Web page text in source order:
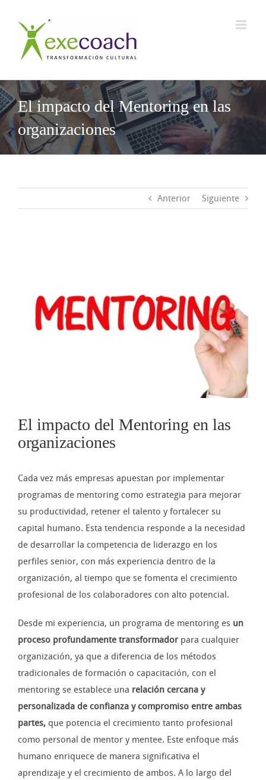
contenido
El impacto del Mentoring en las
organizaciones
Anterior Siguiente
grande
El impacto del Mentoring en las
organizaciones
Cada vez más empresas apuestan por implementar
programas de mentoring como estrategia para mejorar
su productividad, retener el talento y fortalecer su
capital humano. Esta tendencia responde a la necesidad
de desarrollar la competencia de liderazgo en los
perfiles senior, con más experiencia dentro de la
organización, al tiempo que se fomenta el crecimiento
profesional de los colaboradores con alto potencial.
Desde mi experiencia, un programa de mentoring es un
proceso profundamente transformadorpara cualquier
organización, ya que a diferencia de los métodos
tradicionales de formación o capacitación, con el
mentoring se establece una relación cercana y
personalizada de confianza y compromiso entre ambas
partes, que potencia el crecimiento tanto profesional
como personal de mentor y mentee. Este enfoque más
humano enriquece de manera significativa el
aprendizaje y el crecimiento de ambos. A lo largo del